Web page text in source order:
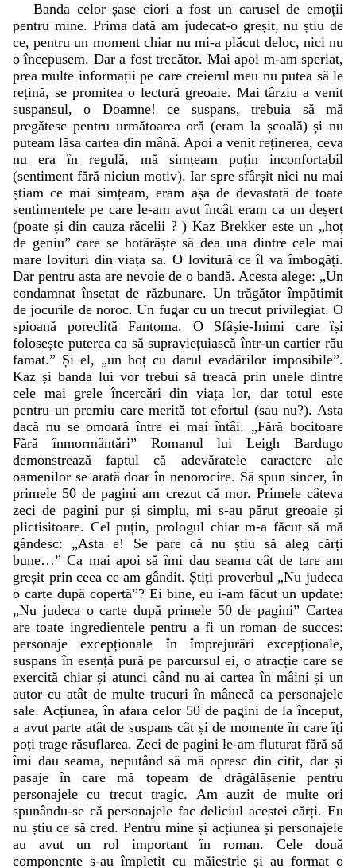
Banda celor șase ciori a fost un carusel de emoții
pentru mine. Prima dată am judecat-o greșit, nu știu de
ce, pentru un moment chiar nu mi-a plăcut deloc, nici nu
o începusem. Dar a fost trecător. Mai apoi m-am speriat,
prea multe informații pe care creierul meu nu putea să le
rețină, se promitea o lectură greoaie. Mai târziu a venit
suspansul, o Doamne! ce suspans, trebuia să mă
pregătesc pentru următoarea oră (eram la școală) și nu
puteam lăsa cartea din mână. Apoi a venit reținerea, ceva
nu era în regulă, mă simțeam puțin inconfortabil
(sentiment fără niciun motiv). Iar spre sfârșit nici nu mai
știam ce mai simțeam, eram așa de devastată de toate
sentimentele pe care le-am avut încât eram ca un deșert
(poate și din cauza răcelii ? ) Kaz Brekker este un „hoț
de geniu” care se hotărăște să dea una dintre cele mai
mare lovituri din viața sa. O lovitură ce îl va îmbogăți.
Dar pentru asta are nevoie de o bandă. Acesta alege: „Un
condamnat însetat de răzbunare. Un trăgător împătimit
de jocurile de noroc. Un fugar cu un trecut privilegiat. O
spioană poreclită Fantoma. O Sfâșie-Inimi care își
folosește puterea ca să supraviețuiască într-un cartier rău
famat.” Și el, „un hoț cu darul evadărilor imposibile”.
Kaz și banda lui vor trebui să treacă prin unele dintre
cele mai grele încercări din viața lor, dar totul este
pentru un premiu care merită tot efortul (sau nu?). Asta
dacă nu se omoară între ei mai întâi. „Fără bocitoare
Fără înmormântări” Romanul lui Leigh Bardugo
demonstrează faptul că adevăratele caractere ale
oamenilor se arată doar în nenorocire. Să spun sincer, în
primele 50 de pagini am crezut că mor. Primele câteva
zeci de pagini pur și simplu, mi s-au părut greoaie și
plictisitoare. Cel puțin, prologul chiar m-a făcut să mă
gândesc: „Asta e! Se pare că nu știu să aleg cărți
bune…” Ca mai apoi să îmi dau seama cât de tare am
greșit prin ceea ce am gândit. Știți proverbul „Nu judeca
o carte după copertă”? Ei bine, eu i-am făcut un update:
„Nu judeca o carte după primele 50 de pagini” Cartea
are toate ingredientele pentru a fi un roman de succes:
personaje excepționale în împrejurări excepționale,
suspans în esență pură pe parcursul ei, o atracție care se
exercită chiar și atunci când nu ai cartea în mâini și un
autor cu atât de multe trucuri în mânecă ca personajele
sale. Acțiunea, în afara celor 50 de pagini de la început,
a avut parte atât de suspans cât și de momente în care îți
poți trage răsuflarea. Zeci de pagini le-am fluturat fără să
îmi dau seama, neputând să mă opresc din citit, dar și
pasaje în care mă topeam de drăgălășenie pentru
personajele cu trecut tragic. Am auzit de multe ori
spunându-se că personajele fac deliciul acestei cărți. Eu
nu știu ce să cred. Pentru mine și acțiunea și personajele
au avut un rol important în roman. Cele două
componente s-au împletit cu măiestrie și au format o